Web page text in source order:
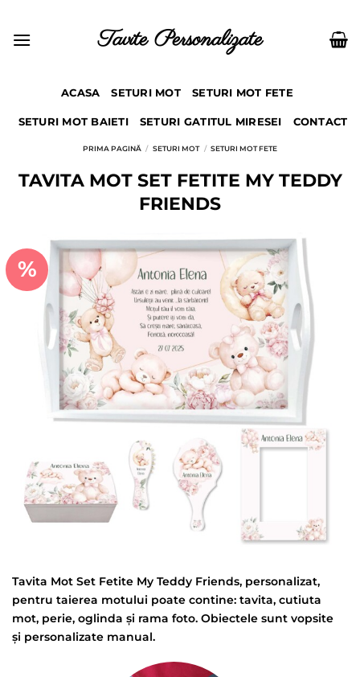
content
Tavite Personalizate
ACASA SETURI MOT SETURI MOT FETE
SETURI MOT BAIETI SETURI GATITUL MIRESEI CONTACT
PRIMA PAGINĂ / SETURI MOT / SETURI MOT FETE
TAVITA MOT SET FETITE MY TEDDY
FRIENDS
%
Tavita Mot Set Fetite My Teddy Friends, personalizat,
pentru taierea motului poate contine: tavita, cutiuta
mot, perie, oglinda și rama foto. Obiectele sunt vopsite
și personalizate manual.